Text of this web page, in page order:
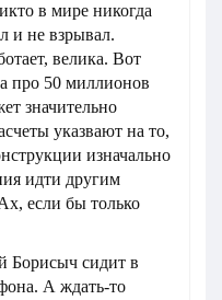
в мире никогда
и не взрывал.
велика. Вот
про 50 миллионов
значительно
указвают на то,
изначально
идти другим
если бы только
сидит в
А ждать-то